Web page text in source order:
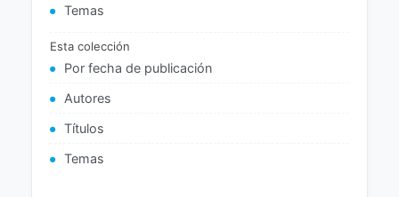
Temas
Esta colección
Por fecha de publicación
Autores
Títulos
Temas